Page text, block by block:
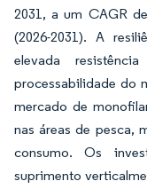
2031, a um CAGR
(2026-2031). A
elevada
processabilidade do
mercado de
nas áreas de pesca,
consumo. Os
suprimento